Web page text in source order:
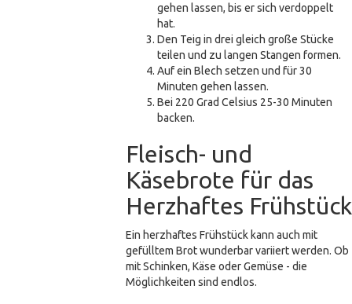
gehen lassen, bis er sich verdoppelt
hat.
Den Teig in drei gleich große Stücke
teilen und zu langen Stangen formen.
Auf ein Blech setzen und für 30
Minuten gehen lassen.
Bei 220 Grad Celsius 25-30 Minuten
backen.
Fleisch- und
Käsebrote für das
Herzhaftes Frühstück
Ein herzhaftes Frühstück kann auch mit
gefülltem Brot wunderbar variiert werden. Ob
mit Schinken, Käse oder Gemüse - die
Möglichkeiten sind endlos.